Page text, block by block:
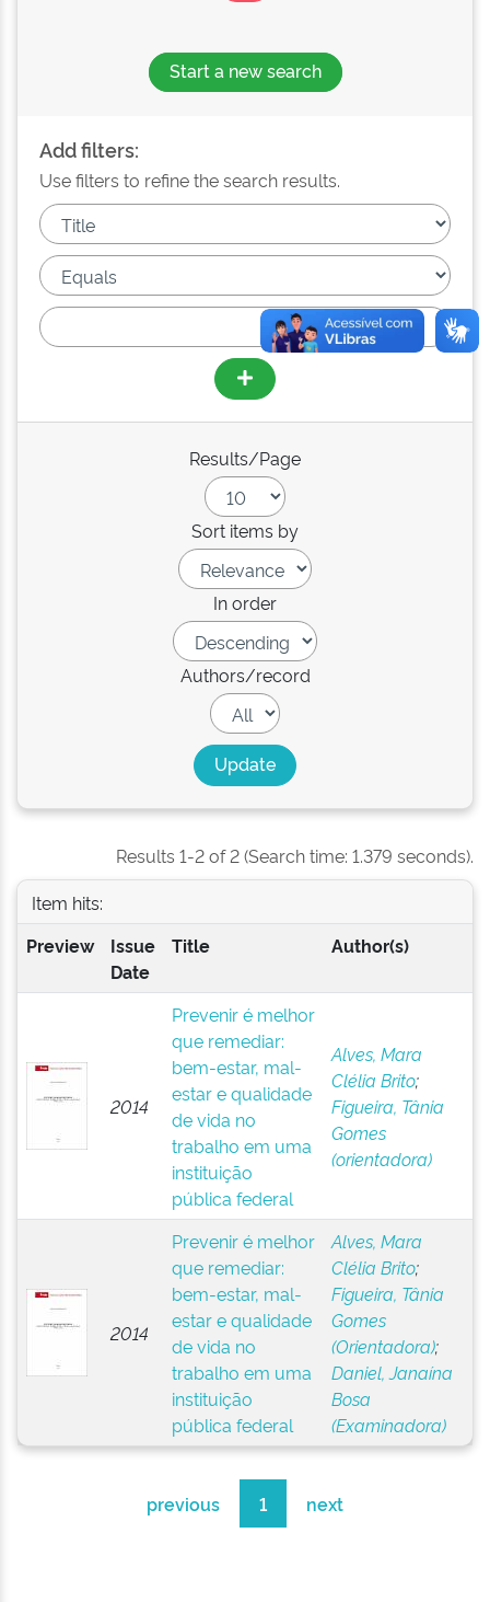
Start a new search
Add filters:
Use filters to refine the search results.
Results/Page
Sort items by
In order
Authors/record
Results 1-2 of 2 (Search time: 1.379 seconds).
Item hits:
Preview
Issue
Date
Title Author(s)
2014
Prevenir é melhor
que remediar:
bem-estar, mal-
estar e qualidade
de vida no
trabalho em uma
instituição
pública federal
Alves, Mara
Clélia Brito;
Figueira, Tânia
Gomes
(orientadora)
2014
Prevenir é melhor
que remediar:
bem-estar, mal-
estar e qualidade
de vida no
trabalho em uma
instituição
pública federal
Alves, Mara
Clélia Brito;
Figueira, Tânia
Gomes
(Orientadora);
Daniel, Janaína
Bosa
(Examinadora)
previous 1 next